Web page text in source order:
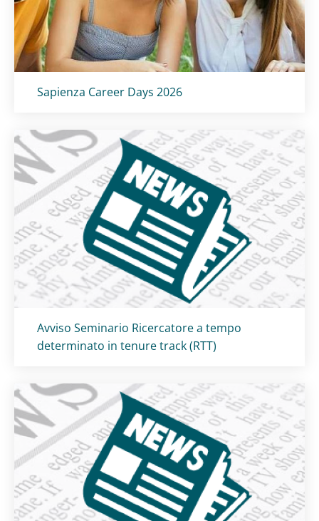
Titolo card:
Sapienza Career Days 2026
Titolo card:
Avviso Seminario Ricercatore a tempo
determinato in tenure track (RTT)